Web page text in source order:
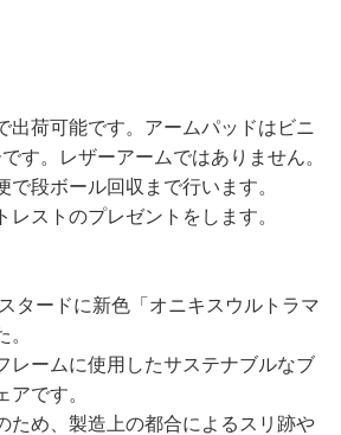
出荷可能です。アームパッドはビニ
す。レザーアームではありません。
で段ボール回収まで行います。
レストのプレゼントをします。
タードに新色「オニキスウルトラマ
レームに使用したサステナブルなブ
アです。
ため、製造上の都合によるスリ跡や